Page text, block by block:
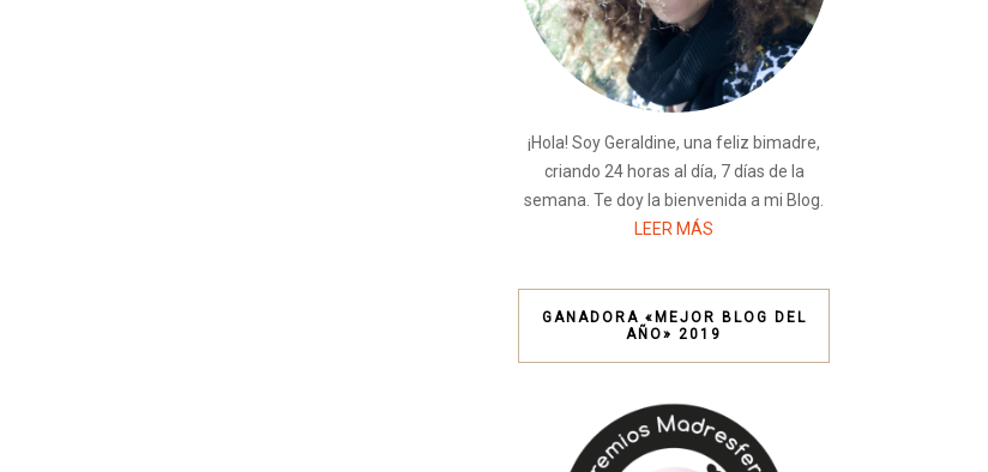
¡Hola! Soy Geraldine, una feliz bimadre,
criando 24 horas al día, 7 días de la
semana. Te doy la bienvenida a mi Blog.
LEER MÁS
GANADORA «MEJOR BLOG DEL
AÑO» 2019